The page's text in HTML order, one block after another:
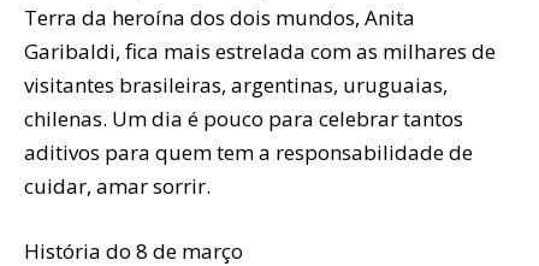
Terra da heroína dos dois mundos, Anita
Garibaldi, fica mais estrelada com as milhares de
visitantes brasileiras, argentinas, uruguaias,
chilenas. Um dia é pouco para celebrar tantos
aditivos para quem tem a responsabilidade de
cuidar, amar sorrir.
História do 8 de março